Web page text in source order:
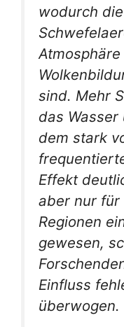
wodurch
sind. Mehr
das
dem stark
Effekt
aber nur für
Regionen
gewesen,
Einfluss
überwogen.